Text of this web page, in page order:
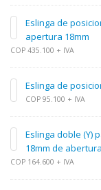
Eslinga de
apertura 18mm
COP 435.100 + IVA
Eslinga de
COP 95.100 + IVA
Eslinga doble (Y)
18mm de
COP 164.600 + IVA